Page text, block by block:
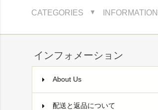
CATEGORIES ▼ INFORMATION
インフォメーション
About Us
配送と返品について